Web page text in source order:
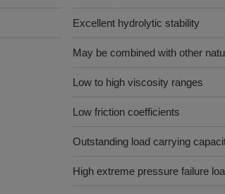
Excellent hydrolytic stability
May be combined with other
Low to high viscosity ranges
Low friction coefficients
Outstanding load carrying
High extreme pressure failure